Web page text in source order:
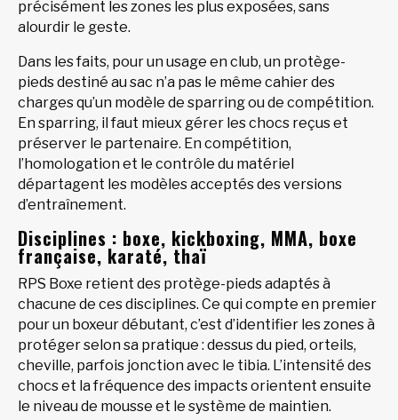
précisément les zones les plus exposées, sans
alourdir le geste.
Dans les faits, pour un usage en club, un protège-
pieds destiné au sac n’a pas le même cahier des
charges qu’un modèle de sparring ou de compétition.
En sparring, il faut mieux gérer les chocs reçus et
préserver le partenaire. En compétition,
l’homologation et le contrôle du matériel
départagent les modèles acceptés des versions
d’entraînement.
Disciplines : boxe, kickboxing, MMA, boxe
française, karaté, thaï
RPS Boxe retient des protège-pieds adaptés à
chacune de ces disciplines. Ce qui compte en premier
pour un boxeur débutant, c’est d’identifier les zones à
protéger selon sa pratique : dessus du pied, orteils,
cheville, parfois jonction avec le tibia. L’intensité des
chocs et la fréquence des impacts orientent ensuite
le niveau de mousse et le système de maintien.